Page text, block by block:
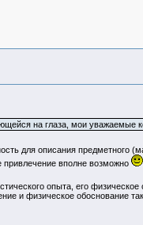
на глаза, мои уважаемые
для описания предметного
привлечение вполне возможно
.
опыта, его
и физическое обоснование